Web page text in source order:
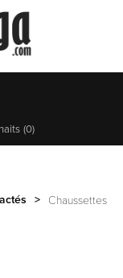
(0)
> Chaussettes